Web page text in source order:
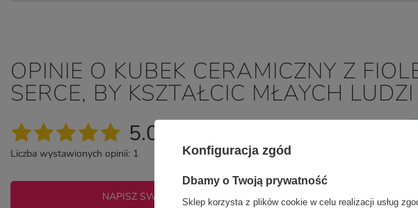
OPINIE O KUBEK CERAMICZNY Z
SERCE, BY KSZTAŁCIC MŁAYCH
5.00
Liczba wystawionych opinii: 1
NAPISZ SWOJĄ OPINIĘ
2022-01-10
Konfiguracja zgód
Dbamy o Twoją prywatność
Sklep korzysta z plików cookie w celu realizacji usług